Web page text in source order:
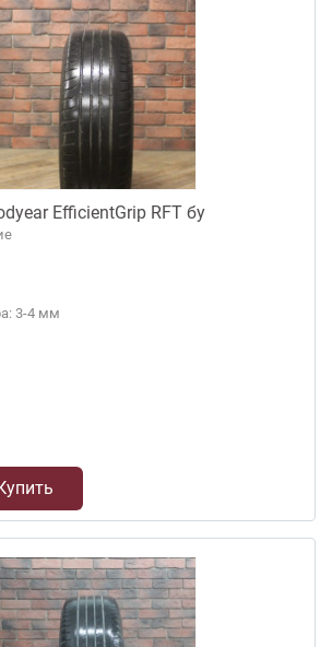
EfficientGrip RFT бу
3-4 мм